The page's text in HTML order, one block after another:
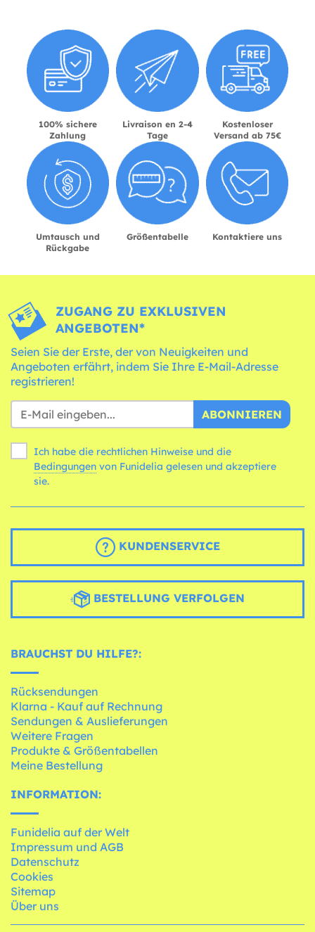
100% sichere
Zahlung
Livraison en 2-4
Tage
Kostenloser
Versand ab 75€
Umtausch und
Rückgabe
Größentabelle Kontaktiere uns
ZUGANG ZU EXKLUSIVEN
ANGEBOTEN*
Seien Sie der Erste, der von Neuigkeiten und
Angeboten erfährt, indem Sie Ihre E-Mail-Adresse
registrieren!
ABONNIEREN
Ich habe die rechtlichen Hinweise und die
Bedingungen
sie.
KUNDENSERVICE
BESTELLUNG VERFOLGEN
BRAUCHST DU HILFE?:
Rücksendungen
Klarna - Kauf auf Rechnung
Sendungen & Auslieferungen
Weitere Fragen
Produkte & Größentabellen
Meine Bestellung
INFORMATION:
Funidelia auf der Welt
Impressum und AGB
Datenschutz
Cookies
Sitemap
Über uns